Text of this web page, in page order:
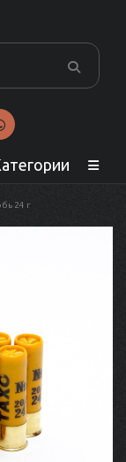
24 г